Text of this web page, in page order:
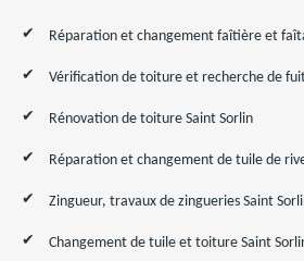
Réparation et changement faîtière et
Vérification de toiture et recherche de
Rénovation de toiture Saint Sorlin
Réparation et changement de tuile de
Zingueur, travaux de zingueries Saint
Changement de tuile et toiture Saint